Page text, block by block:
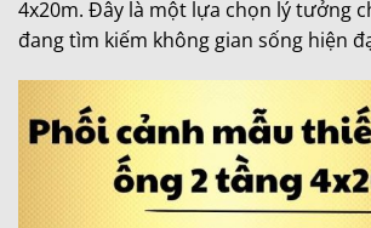
4x20m. Đây là một lựa chọn lý tưởng
đang tìm kiếm không gian sống hiện